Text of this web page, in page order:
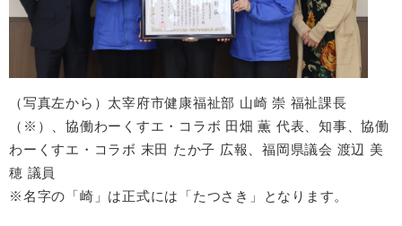
（写真左から）太宰府市健康福祉部 山崎 崇 福祉課長
（※）、協働わーくすエ・コラボ 田畑 薫 代表、知事、協働
わーくすエ・コラボ 末田 たか子 広報、福岡県議会 渡辺 美
穂 議員
※名字の「崎」は正式には「たつさき」となります。